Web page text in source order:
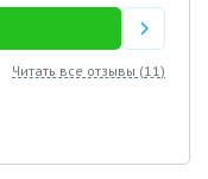
Читать все отзывы (11)